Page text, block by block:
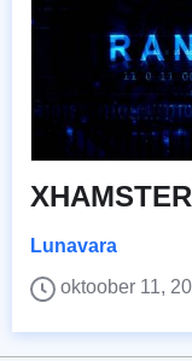
Lunavara
oktoober 11,